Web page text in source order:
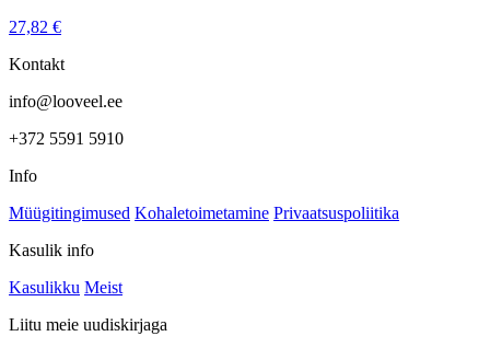
27,82 €
Kontakt
info@looveel.ee
+372 5591 5910
Info
Müügitingimused Kohaletoimetamine Privaatsuspoliitika
Kasulik info
Kasulikku Meist
Liitu meie uudiskirjaga